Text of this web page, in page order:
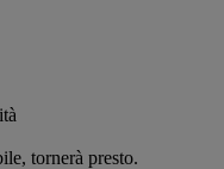
tornerà presto.